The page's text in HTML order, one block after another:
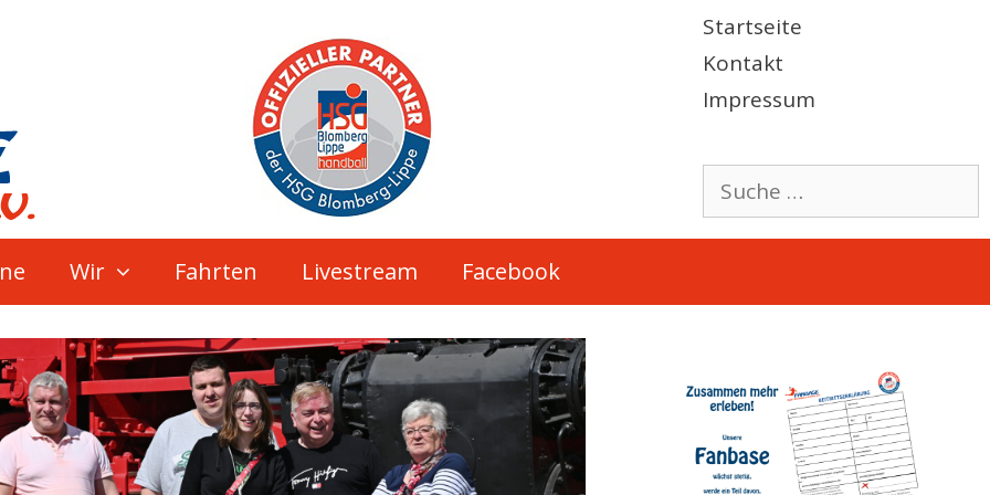
Startseite
Kontakt
Impressum
Suche
nach:
Wir Fahrten Livestream Facebook